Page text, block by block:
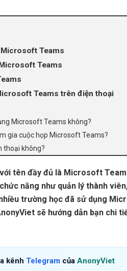
Teams
Teams
Teams trên điện thoại
Microsoft Teams không?
gia cuộc họp Microsoft Teams?
thoại không?
tên đầy đủ là Microsoft
năng như quản lý thành
trường học đã sử dụng
sẽ hướng dẫn bạn chi
kênh Telegram của AnonyViet